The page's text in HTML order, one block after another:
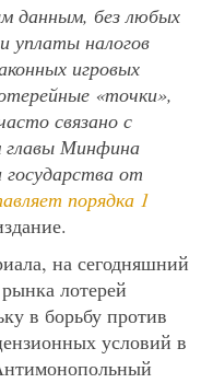
данным, без любых
уплаты налогов
игровых
«точки»,
связано с
главы Минфина
от
порядка 1
на сегодняшний
лотерей
в борьбу против
условий в